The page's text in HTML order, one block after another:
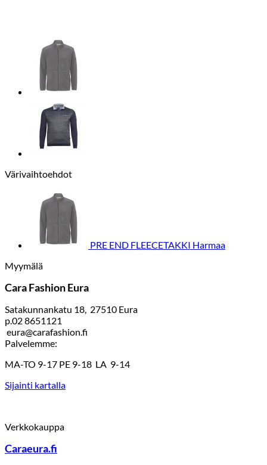
Värivaihtoehdot
PRE END FLEECETAKKI Harmaa
Myymälä
Cara Fashion Eura
Satakunnankatu 18, 27510 Eura
p.02 8651121
eura@carafashion.fi
Palvelemme:
MA-TO 9-17 PE 9-18 LA 9-14
Sijainti kartalla
Verkkokauppa
Caraeura.fi